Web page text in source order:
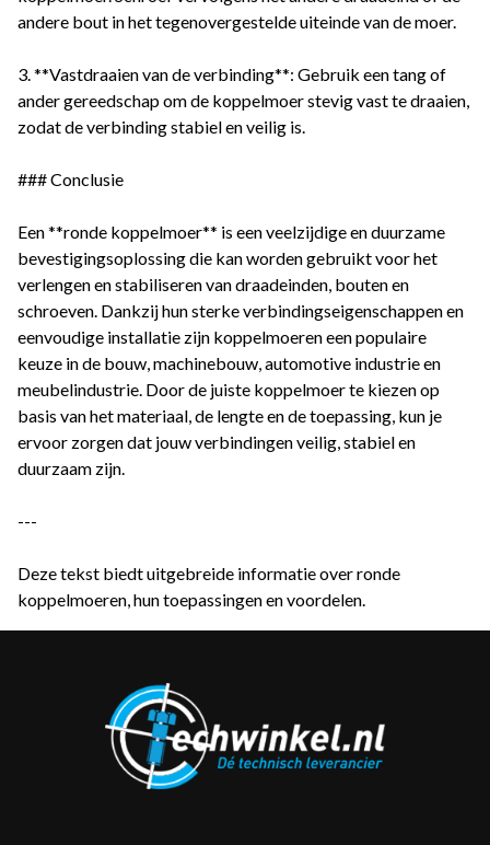
andere bout in het tegenovergestelde uiteinde van de moer.
3. **Vastdraaien van de verbinding**: Gebruik een tang of
ander gereedschap om de koppelmoer stevig vast te draaien,
zodat de verbinding stabiel en veilig is.
### Conclusie
Een **ronde koppelmoer** is een veelzijdige en duurzame
bevestigingsoplossing die kan worden gebruikt voor het
verlengen en stabiliseren van draadeinden, bouten en
schroeven. Dankzij hun sterke verbindingseigenschappen en
eenvoudige installatie zijn koppelmoeren een populaire
keuze in de bouw, machinebouw, automotive industrie en
meubelindustrie. Door de juiste koppelmoer te kiezen op
basis van het materiaal, de lengte en de toepassing, kun je
ervoor zorgen dat jouw verbindingen veilig, stabiel en
duurzaam zijn.
---
Deze tekst biedt uitgebreide informatie over ronde
koppelmoeren, hun toepassingen en voordelen.